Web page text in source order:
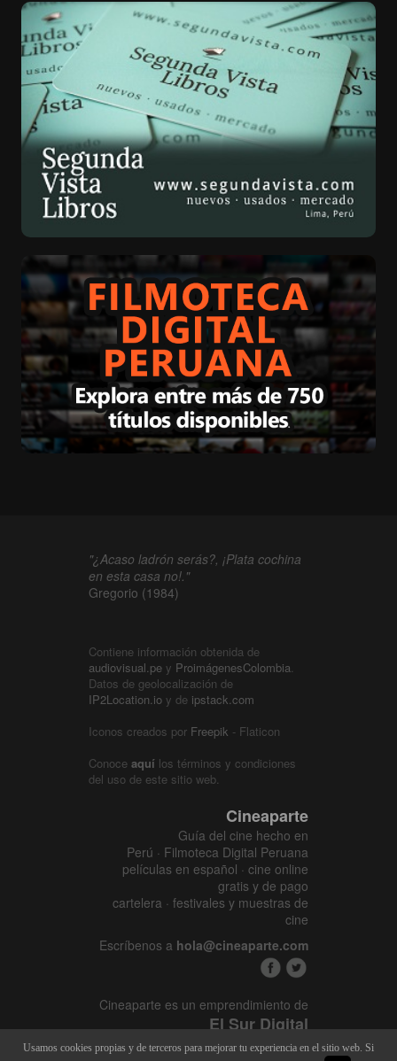
"¿Acaso ladrón serás?, ¡Plata cochina
en esta casa no!."
Gregorio (1984)
Contiene información obtenida de
audiovisual.pe y ProimágenesColombia.
Datos de geolocalización de
IP2Location.io y de ipstack.com
Iconos creados por Freepik - Flaticon
Conoce aquí los términos y condiciones
del uso de este sitio web.
Cineaparte
Guía del cine hecho en
Perú · Filmoteca Digital Peruana
películas en español · cine online
gratis y de pago
cartelera · festivales y muestras de
cine
Escríbenos a hola@cineaparte.com
Cineaparte es un emprendimiento de
El Sur Digital
www.elsurcine.com
Usamos cookies propias y de terceros para mejorar tu experiencia en el sitio web. Si